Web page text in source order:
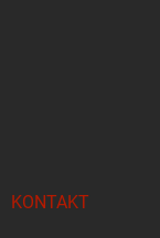
KONTAKT